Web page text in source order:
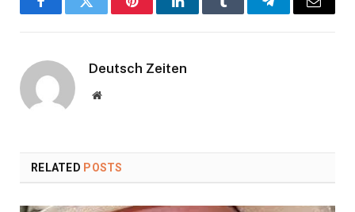
FacebookTwitter PinterestLinkedInTumblr TelegramEmail
Deutsch Zeiten
Website
RELATED POSTS